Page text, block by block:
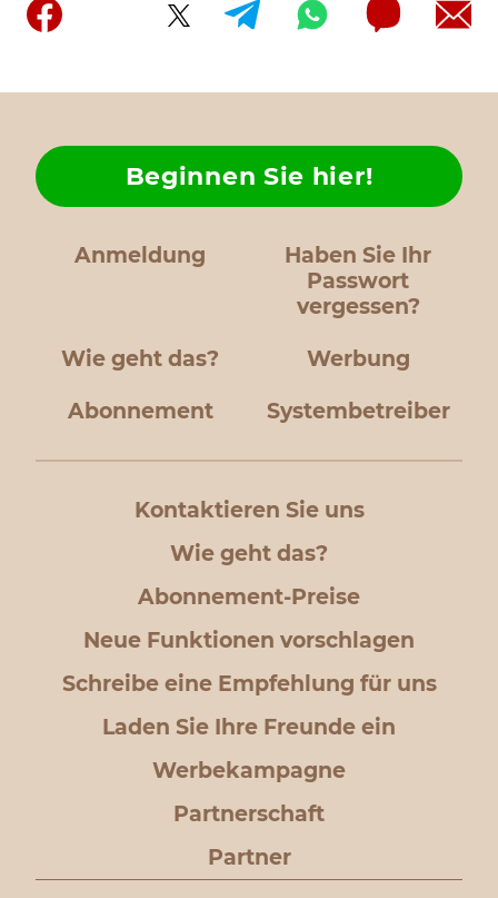
Anmeldung
Haben Sie Ihr
Passwort
vergessen?
Wie geht das?
Beginnen Sie hier!
Werbung
Abonnement Systembetreiber
Kontaktieren Sie uns
Wie geht das?
Abonnement-Preise
Neue Funktionen vorschlagen
Schreibe eine Empfehlung für uns
Laden Sie Ihre Freunde ein
Werbekampagne
Partnerschaft
Partner